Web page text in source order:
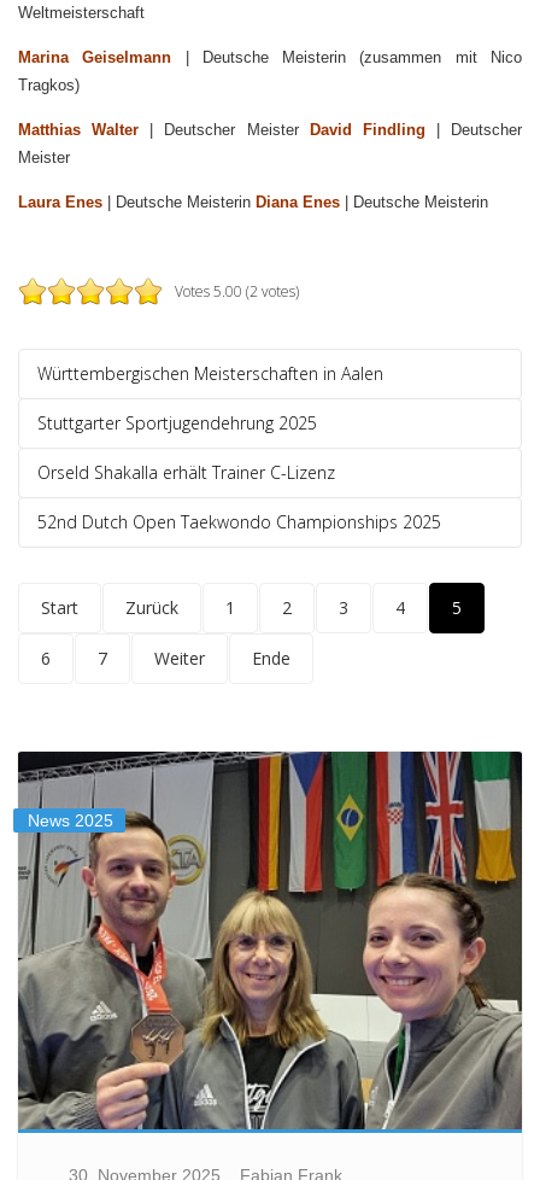
Weltmeisterschaft
Marina Geiselmann | Deutsche Meisterin (zusammen mit Nico
Tragkos)
Matthias Walter | Deutscher Meister David Findling | Deutscher
Meister
Laura Enes | Deutsche Meisterin Diana Enes | Deutsche Meisterin
Votes 5.00 (2 votes)
Württembergischen Meisterschaften in Aalen
Stuttgarter Sportjugendehrung 2025
Orseld Shakalla erhält Trainer C-Lizenz
52nd Dutch Open Taekwondo Championships 2025
Start Zurück 1 2 3 4 5
6 7 Weiter Ende
News 2025
30. November 2025 Fabian Frank